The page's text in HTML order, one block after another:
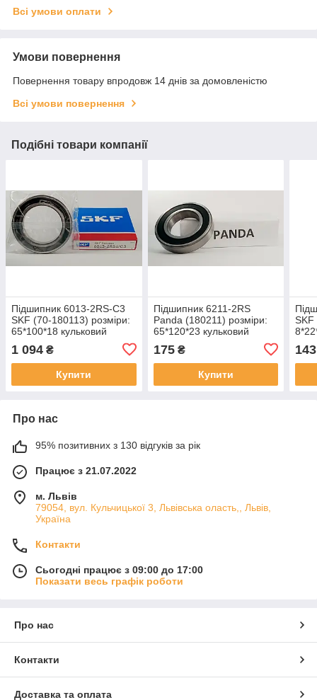
Всі умови оплати
Умови повернення
Повернення товару впродовж 14 днів за домовленістю
Всі умови повернення
Подібні товари компанії
Підшипник 6013-2RS-C3
SKF (70-180113) розміри:
65*100*18 кульковий
1 094 ₴
Купити
Підшипник 6211-2RS
Panda (180211) розміри:
65*120*23 кульковий
175₴
Купити
SKF
143
Про нас
95% позитивних з 130 відгуків за рік
Працює з 21.07.2022
м. Львів
79054, вул. Кульчицької 3, Львівська оласть,, Львів,
Україна
Контакти
Сьогодні працює з 09:00 до 17:00
Показати весь графік роботи
Про нас
Контакти
Доставка та оплата